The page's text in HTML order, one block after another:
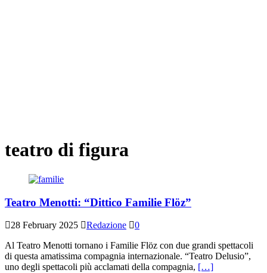
teatro di figura
Teatro Menotti: “Dittico Familie Flöz”
28 February 2025 Redazione
0
Al Teatro Menotti tornano i Familie Flöz con due grandi spettacoli
di questa amatissima compagnia internazionale. “Teatro Delusio”,
uno degli spettacoli più acclamati della compagnia, […]